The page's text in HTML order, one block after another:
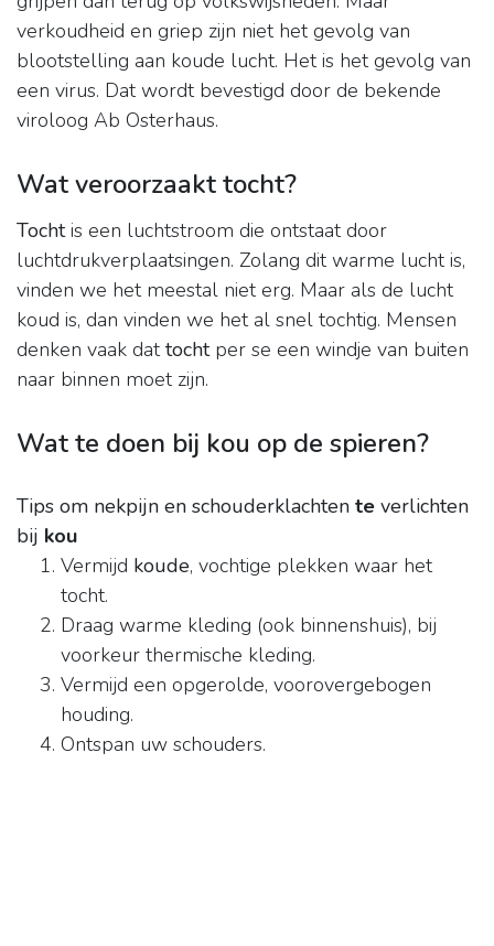
verkoudheid en griep zijn niet het gevolg van
blootstelling aan koude lucht. Het is het gevolg van
een virus. Dat wordt bevestigd door de bekende
viroloog Ab Osterhaus.
Wat veroorzaakt tocht?
Tochtis een luchtstroom die ontstaat door
luchtdrukverplaatsingen. Zolang dit warme lucht is,
vinden we het meestal niet erg. Maar als de lucht
koud is, dan vinden we het al snel tochtig. Mensen
denken vaak dattochtper se een windje van buiten
naar binnen moet zijn.
Wat te doen bij kou op de spieren?
Tips om nekpijn en schouderklachten te verlichten
bij kou
Vermijd koude, vochtige plekken waar het
tocht.
Draag warme kleding (ook binnenshuis), bij
voorkeur thermische kleding.
Vermijd een opgerolde, voorovergebogen
houding.
Ontspan uw schouders.